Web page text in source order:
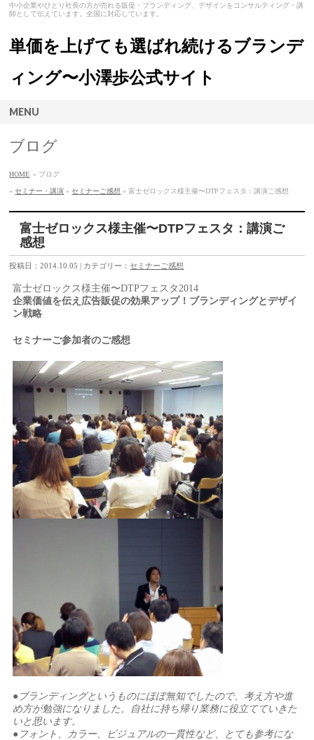
中小企業やひとり社長の方が売れる販促・ブランディング、デザインをコンサルティング・講
師として伝えています。全国に対応しています。
単価を上げても選ばれ続けるブランデ
ィング〜小澤歩公式サイト
MENU
ブログ
HOME » ブログ
»セミナー・講演 »セミナーご感想 » 富士ゼロックス様主催〜DTPフェスタ：講演ご感想
富士ゼロックス様主催〜DTPフェスタ：講演ご
感想
投稿日：2014.10.05 | カテゴリー： セミナーご感想
富士ゼロックス様主催〜DTPフェスタ2014
企業価値を伝え広告販促の効果アップ！ブランディングとデザイ
ン戦略
セミナーご参加者のご感想
●ブランディングというものにほぼ無知でしたので、考え方や進
め方が勉強になりました。自社に持ち帰り業務に役立てていきた
いと思います。
●フォント、カラー、ビジュアルの一貫性など、とても参考にな